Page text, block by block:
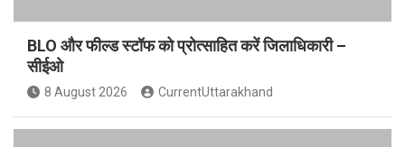
BLO और फील्ड स्टॉफ को प्रोत्साहित करें जिलाधिकारी –
सीईओ
8 August 2026 CurrentUttarakhand